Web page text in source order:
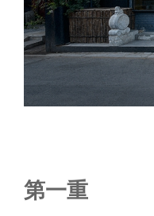
第一重